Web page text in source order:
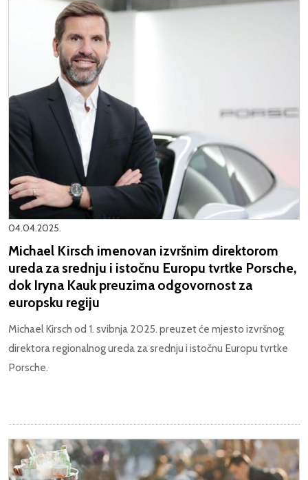
04.04.2025.
Michael Kirsch imenovan izvršnim direktorom
ureda za srednju i istočnu Europu tvrtke Porsche,
dok Iryna Kauk preuzima odgovornost za
europsku regiju
Michael Kirsch od 1. svibnja 2025. preuzet će mjesto izvršnog
direktora regionalnog ureda za srednju i istočnu Europu tvrtke
Porsche.